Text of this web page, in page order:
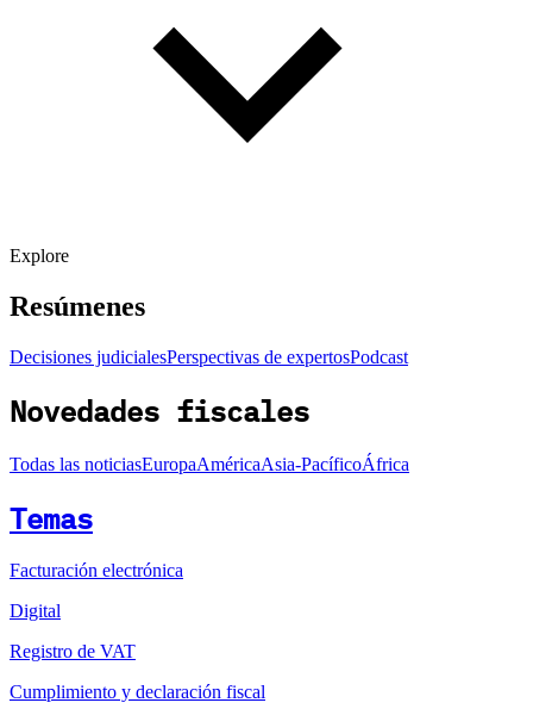
Explore
Resúmenes
Decisiones judicialesPerspectivas de expertosPodcast
Novedades fiscales
Todas las noticiasEuropaAméricaAsia-PacíficoÁfrica
Temas
Facturación electrónica
Digital
Registro de VAT
Cumplimiento y declaración fiscal